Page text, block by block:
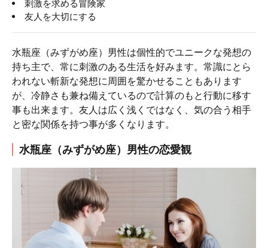
刺激を求める冒険家
友人を大切にする
水瓶座（みずがめ座）男性は個性的でユニークな発想の
持ち主で、常に刺激のある生活を好みます。常識にとら
われない斬新な発想に周囲を驚かせることもあります
が、冷静さも兼ね備えているので計算のもと行動に移す
事も出来ます。友人は広く浅くではなく、気の合う相手
と密な関係を持つ事が多くなります。
水瓶座（みずがめ座）男性の恋愛観